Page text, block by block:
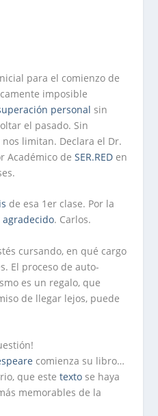
para el comienzo de
imposible
personal sin
el pasado. Sin
limitan. Declara el Dr.
Académico deSER.RED en
de esa 1er clase. Por la
agradecido. Carlos.
cursando, en qué cargo
El proceso de auto-
es un regalo, que
de llegar lejos, puede
comienza su libro…
que estetexto se haya
memorables de la